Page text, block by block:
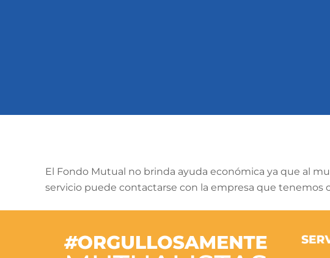
El Fondo Mutual no brinda ayuda económica ya que al
servicio puede contactarse con la empresa que tenemos